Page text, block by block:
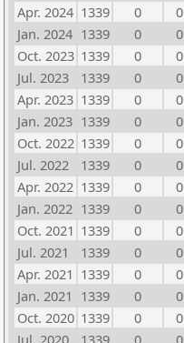
Apr. 2024 1339 0
0
Jan. 2024 1339 0
0
Oct. 2023 1339 0
0
Jul. 2023
1339 0
0
Apr. 2023 1339 0
0
Jan. 2023 1339 0
0
Oct. 2022 1339 0
0
Jul. 2022
1339 0
0
Apr. 2022 1339 0
0
Jan. 2022 1339 0
0
Oct. 2021 1339 0
0
Jul. 2021
1339 0
0
Apr. 2021 1339 0
0
Jan. 2021 1339 0
0
Oct. 2020 1339 0
0
Jul. 2020
1339 0
0